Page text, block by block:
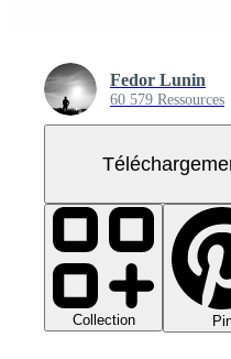
Fedor Lunin
60 579 Ressources
Collection